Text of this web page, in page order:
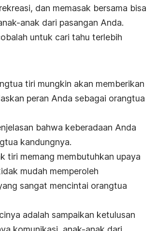
dan memasak bersama bisa
anak dari pasangan Anda.
untuk cari tahu terlebih
tiri mungkin akan memberikan
peran Anda sebagai orangtua
bahwa keberadaan Anda
kandungnya.
tiri memang membutuhkan upaya
mudah memperoleh
sangat mencintai orangtua
adalah sampaikan ketulusan